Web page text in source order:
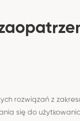
rozwiązań z
się do